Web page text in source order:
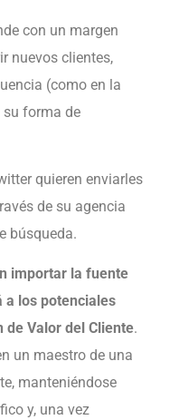
con un margen
nuevos clientes,
(como en la
su forma de
quieren enviarles
de su agencia
búsqueda.
importar la fuente
a los potenciales
de Valor del Cliente.
un maestro de una
manteniéndose
y, una vez